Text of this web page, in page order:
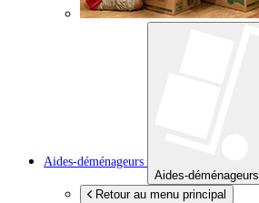
Aides-déménageurs
Aides-déménageurs
Retour au menu principal